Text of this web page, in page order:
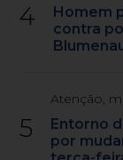
4
Homem
contra
5
Atenção,
Entorno
por